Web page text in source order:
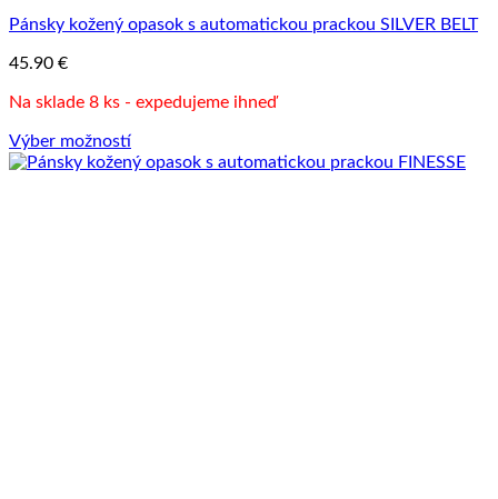
môžete
na
produktu.
Pánsky kožený opasok s automatickou prackou SILVER BELT
45.90 €
Na sklade 8 ks - expedujeme ihneď
Výber možností
Tento